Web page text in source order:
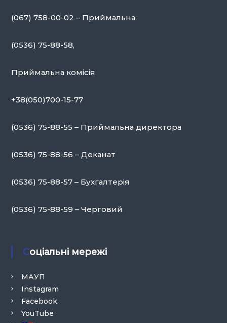
(067) 758-00-02 – Приймальна
(0536) 75-88-58,
Приймальна комісія
+38(050)700-15-77
(0536) 75-88-55 – Приймальна директора
(0536) 75-88-56 – Деканат
(0536) 75-88-57 – Бухгалтерія
(0536) 75-88-59 – Черговий
Соціальні мережі
МАУП
Instagram
Facebook
YouTube